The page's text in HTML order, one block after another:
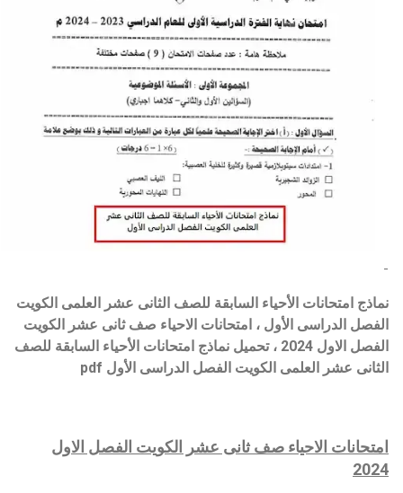
نماذج امتحانات الأحياء السابقة للصف الثانى عشر العلمى الكويت
الفصل الدراسى الأول ، امتحانات الاحياء صف ثانى عشر الكويت
الفصل الاول 2024 ، تحميل نماذج امتحانات الأحياء السابقة للصف
الثانى عشر العلمى الكويت الفصل الدراسى الأول pdf
امتحانات الاحياء صف ثانى عشر الكويت الفصل الاول
2024